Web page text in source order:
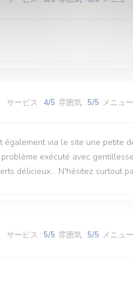
サービス : 4/5 雰囲気 : 5/5 メニュー
également via le site une petite
exécuté avec
délicieux... N'hésitez surtout
サービス : 5/5 雰囲気 : 5/5 メニュー